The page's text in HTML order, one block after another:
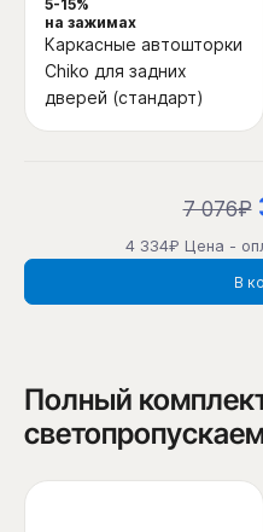
5-15%
на зажимах
Каркасные автошторки
Chiko для задних
дверей (стандарт)
7 076₽
4 334₽ Цена -
В
Полный